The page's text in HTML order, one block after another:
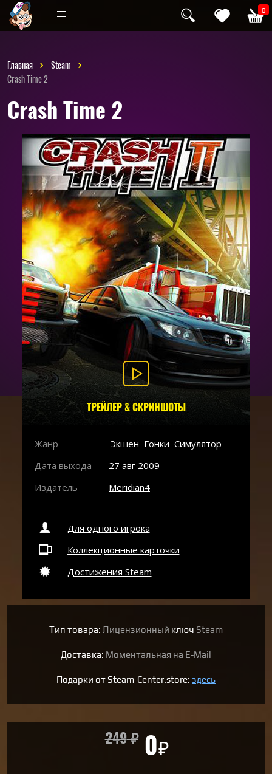
0
Инди
Главная
Steam
Crash Time 2
Crash Time 2
ТРЕЙЛЕР & СКРИНШОТЫ
Жанр Экшен Гонки Симулятор
Дата выхода
27 авг 2009
Издатель
Meridian4
Для одного игрока
Коллекционные карточки
Достижения Steam
Тип товара: Лицензионный ключ Steam
Доставка: Моментальная на E-Mail
Подарки от Steam-Center.store: здесь
249₽ 0₽